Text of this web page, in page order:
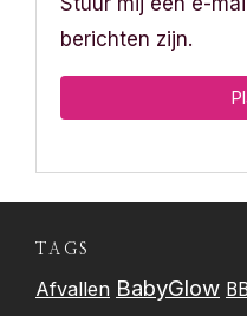
berichten zijn.
TAGS
Afvallen BabyGlow